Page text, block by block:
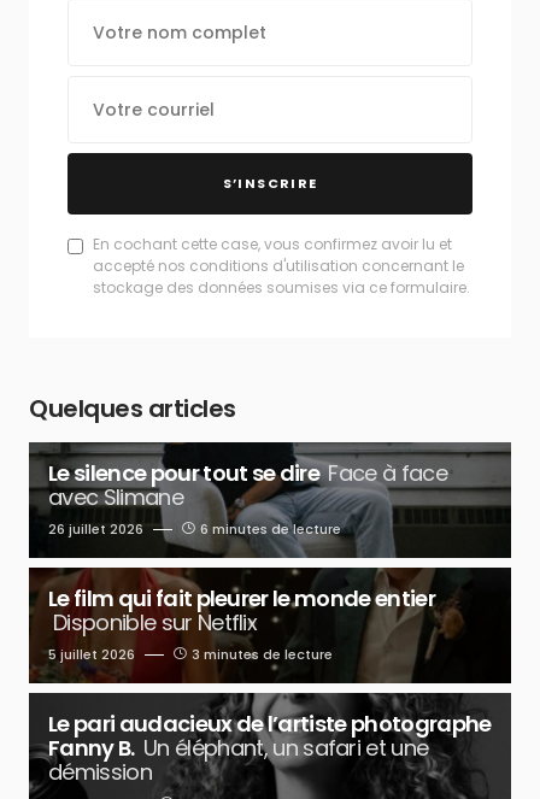
S’INSCRIRE
En cochant cette case, vous confirmez avoir lu et
accepté nos conditions d'utilisation concernant le
stockage des données soumises via ce formulaire.
Quelques articles
Le silence pour tout se dire Face à face
avec Slimane
26 juillet 2026 6 minutes de lecture
Le film qui fait pleurer le monde entier
Disponible sur Netflix
5 juillet 2026 3 minutes de lecture
Le pari audacieux de l’artiste photographe
Fanny B. Un éléphant, un safari et une
démission